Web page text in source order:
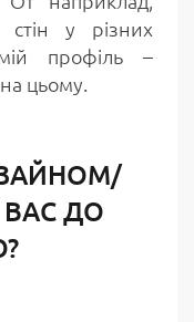
у різних
профіль –
цьому.
ДО